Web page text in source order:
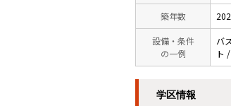
築年数
設備・条件
の一例
バ
ト
学区情報